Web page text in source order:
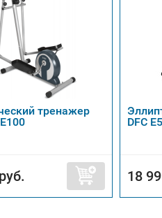
тренажер
DFC
18